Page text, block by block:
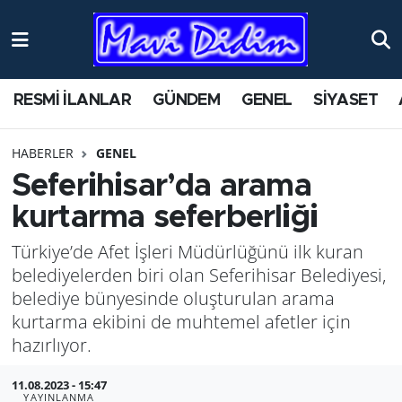
RESMİ İLANLAR GÜNDEM GENEL SİYASET
HABERLER GENEL
Seferihisar’da arama
kurtarma seferberliği
Türkiye’de Afet İşleri Müdürlüğünü ilk kuran
belediyelerden biri olan Seferihisar Belediyesi,
belediye bünyesinde oluşturulan arama
kurtarma ekibini de muhtemel afetler için
hazırlıyor.
11.08.2023 - 15:47
YAYINLANMA
ANTİK YERLER
AYDIN
BİLİM VE TEKNOLOJİ
ÇEVRE
EĞİTİM
EKONOMİ
GENEL
Nöbetçi Eczaneler
Namaz Vakitleri
Trafik Durumu
Süper Lig Puan Durumu ve Fikstür
Tüm Manşetler
Son Dakika Haberleri
Haber Arşivi